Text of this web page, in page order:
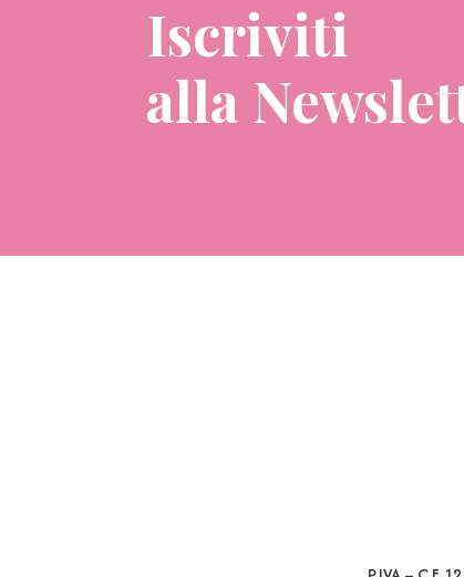
Iscriviti
alla